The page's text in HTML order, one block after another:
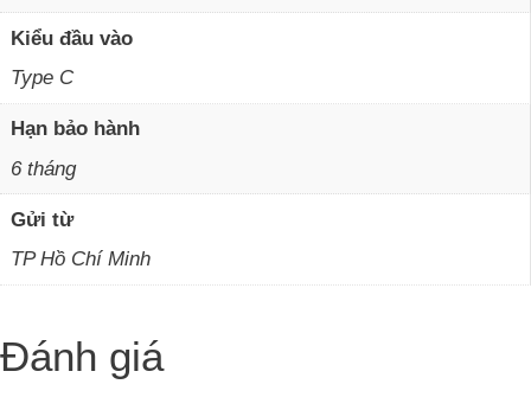
Kiểu đầu vào
Type C
Hạn bảo hành
6 tháng
Gửi từ
TP Hồ Chí Minh
Đánh giá